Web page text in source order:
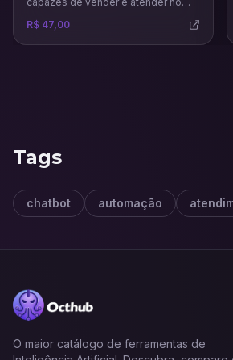
dia com uma comunicação humana.
R$ 47,00
Tags
chatbot automação
O maior catálogo de ferramentas de